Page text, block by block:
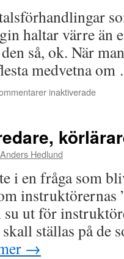
haltar värre än
så, ok. När
medvetna
inaktiverade
Anders Hedlund
i en fråga som
instruktörernas
su ut för
ställas på de
→